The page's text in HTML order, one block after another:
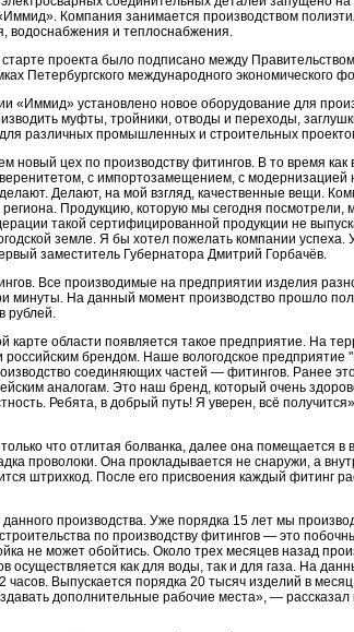
Компания занимается производством
водоснабжения и теплоснабжения.
проекта было подписано между
Петербургского международного экономического
«Иммид» установлено новое оборудование для
муфты, тройники, отводы и переходы,
различных промышленных и строительных
цех по производству фитингов. В то время как
с импортозамещением, с
Делают, на мой взгляд, качественные вещи.
Продукцию, которую мы сегодня посмотрели,
такой сертифицированной продукции не
земле. Я бы хотел пожелать компании успеха.
заместитель Губернатора Дмитрий Горбачёв.
Все производимые на предприятии изделия
минуты. На данный момент производство прошло
рублей.
области появляется такое предприятие. На
российским брендом. Наше вологодское
соединяющих частей — фитингов. Ранее
аналогам. Это наш бренд, который очень
Ребята, в добрый путь! Я уверен, всё
что отлитая болванка, далее она помещается в
проволоки. Она прокладывается не снаружи, а
штрихкод. После его присвоения каждый фитинг
производства. Уже порядка 15 лет мы
по производству фитингов — это
не может обойтись. Около трех месяцев назад
осуществляется как для воды, так и для газа. На
часов. Выпускается порядка 20 тысяч изделий в
дополнительные рабочие места», —